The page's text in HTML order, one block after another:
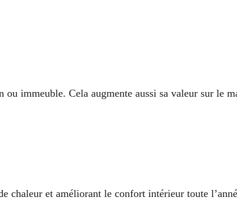
immeuble. Cela augmente aussi sa valeur sur le
chaleur et améliorant le confort intérieur toute